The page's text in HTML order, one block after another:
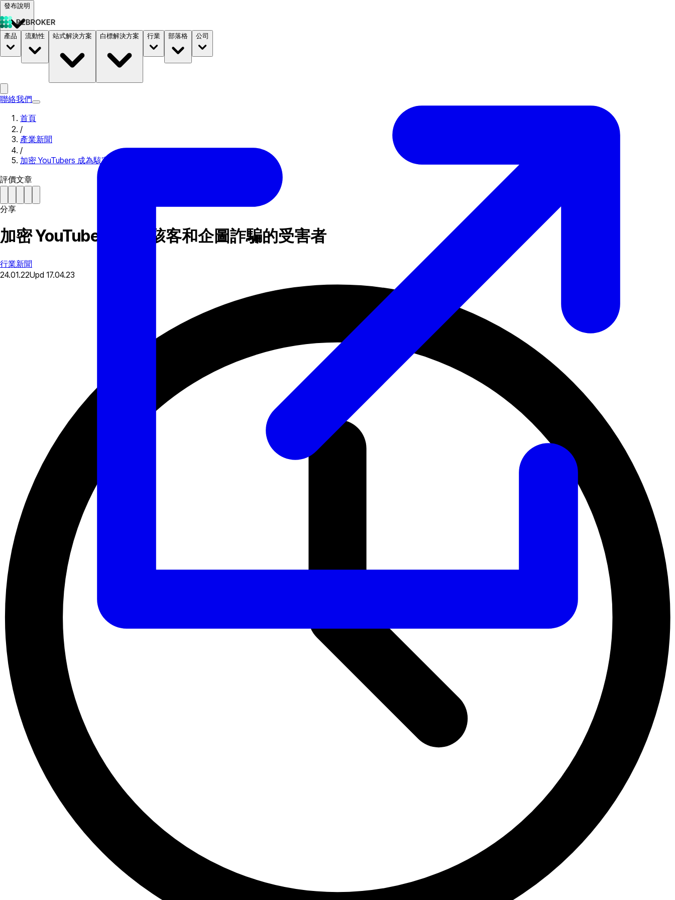
發布說明
文件 定價 B2STORE
產品 流動性 站式解決方案 白標解決方案 行業 部落格 公司
聯絡我們
首頁
/
產業新聞
/
加密 YouTubers 成為駭客和企圖詐騙的受害者
評價文章
分享
加密 YouTubers 成為駭客和企圖詐騙的受害者
行業新聞
24.01.22Upd 17.04.23